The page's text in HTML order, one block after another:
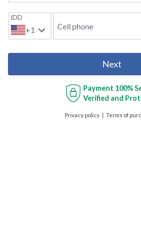
IDD
+1 Cell phone
Next
Payment 100%
Verified and
Privacy policy Terms of